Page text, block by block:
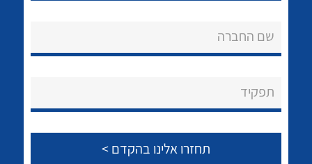
לכל מוצרי היצרן לכל מוצרי היצרן
שם החברה
תפקיד